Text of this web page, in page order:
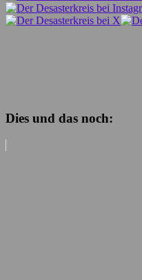
Dies und das noch: